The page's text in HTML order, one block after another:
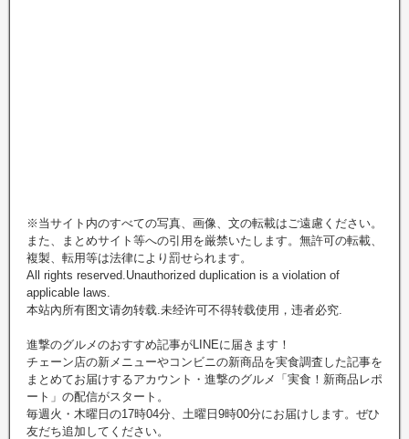
※当サイト内のすべての写真、画像、文の転載はご遠慮ください。
また、まとめサイト等への引用を厳禁いたします。無許可の転載、
複製、転用等は法律により罰せられます。
All rights reserved.Unauthorized duplication is a violation of
applicable laws.
本站內所有图文请勿转载.未经许可不得转载使用，违者必究.
進撃のグルメのおすすめ記事がLINEに届きます！
チェーン店の新メニューやコンビニの新商品を実食調査した記事を
まとめてお届けするアカウント・進撃のグルメ「実食！新商品レポ
ート」の配信がスタート。
毎週火・木曜日の17時04分、土曜日9時00分にお届けします。ぜひ
友だち追加してください。